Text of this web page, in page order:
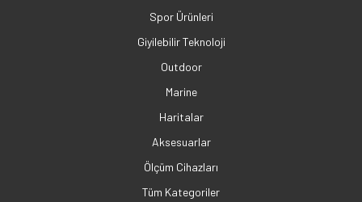
Spor Ürünleri
Giyilebilir Teknoloji
Outdoor
Marine
Haritalar
Aksesuarlar
Ölçüm Cihazları
Tüm Kategoriler